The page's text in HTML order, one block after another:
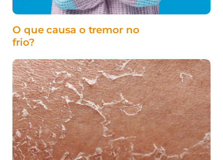
O que causa o tremor no
frio?